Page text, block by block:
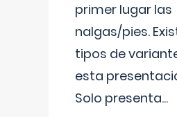
primer lugar las
nalgas/pies.
tipos de
esta
Solo presenta...